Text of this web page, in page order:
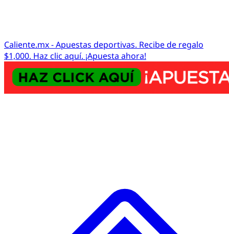
Caliente.mx - Apuestas deportivas. Recibe de regalo
$1,000. Haz clic aquí. ¡Apuesta ahora!